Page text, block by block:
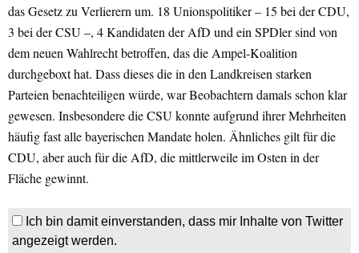
das Gesetz zu Verlierern um. 18 Unionspolitiker – 15 bei der CDU,
3 bei der CSU –, 4 Kandidaten der AfD und ein SPDler sind von
dem neuen Wahlrecht betroffen, das die Ampel-Koalition
durchgeboxt hat. Dass dieses die in den Landkreisen starken
Parteien benachteiligen würde, war Beobachtern damals schon klar
gewesen. Insbesondere die CSU konnte aufgrund ihrer Mehrheiten
häufig fast alle bayerischen Mandate holen. Ähnliches gilt für die
CDU, aber auch für die AfD, die mittlerweile im Osten in der
Fläche gewinnt.
Ich bin damit einverstanden, dass mir Inhalte von Twitter
angezeigt werden.